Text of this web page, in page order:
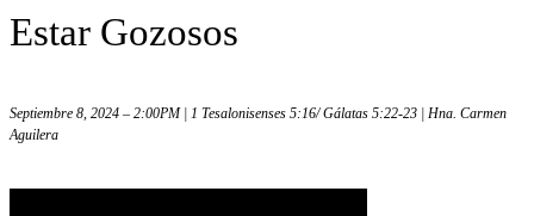
Estar Gozosos
Septiembre 8, 2024 – 2:00PM | 1 Tesalonisenses 5:16/ Gálatas 5:22-23 | Hna. Carmen
Aguilera